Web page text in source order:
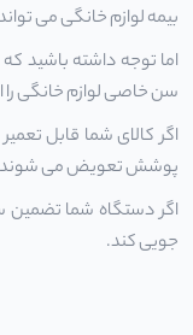
بیمه لوازم خانگی می
اما توجه داشته باشید
سن خاصی لوازم خانگی را
اگر کالای شما قابل
پوشش تعویض می
اگر دستگاه شما تضمین
جویی کند.